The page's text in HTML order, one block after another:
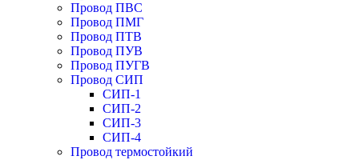
Провод ПВС
Провод ПМГ
Провод ПТВ
Провод ПУВ
Провод ПУГВ
Провод СИП
СИП-1
СИП-2
СИП-3
СИП-4
Провод термостойкий